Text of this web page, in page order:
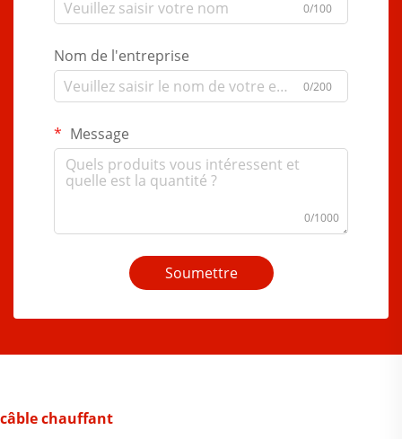
0/100
Nom de l'entreprise
0/200
Message
0/1000
Soumettre
câble chauffant